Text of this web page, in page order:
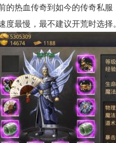
的热血传奇到如今的传奇私服
度最慢，最不建议开荒时选择。